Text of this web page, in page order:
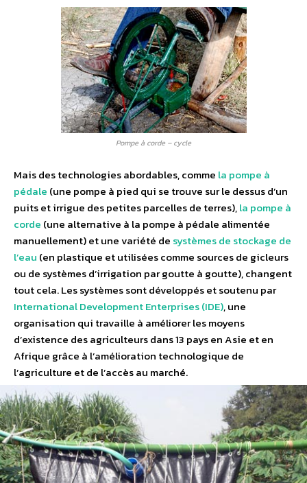
Pompe à corde – cycle
Mais des technologies abordables, comme la pompe à
pédale (une pompe à pied qui se trouve sur le dessus d’un
puits et irrigue des petites parcelles de terres),la pompe à
corde (une alternative à la pompe à pédale alimentée
manuellement) et une variété de systèmes de stockage de
l’eau (en plastique et utilisées comme sources de gicleurs
ou de systèmes d’irrigation par goutte à goutte), changent
tout cela. Les systèmes sont développés et soutenu par
International Development Enterprises (IDE), une
organisation qui travaille à améliorer les moyens
d’existence des agriculteurs dans 13 pays en Asie et en
Afrique grâce à l’amélioration technologique de
l’agriculture et de l’accès au marché.